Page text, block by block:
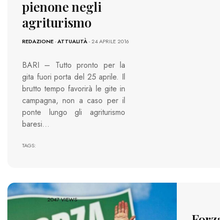
pienone negli
agriturismo
REDAZIONE-ATTUALITÀ- 24 APRILE 2016
BARI – Tutto pronto per la
gita fuori porta del 25 aprile. Il
brutto tempo favorirà le gite in
campagna, non a caso per il
ponte lungo gli agriturismo
baresi…
TAGS:
2047 VIEWS